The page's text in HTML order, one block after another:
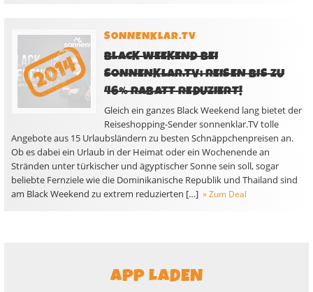
SONNENKLAR.TV
BLACK WEEKEND BEI
SONNENKLAR.TV: REISEN BIS ZU
46% RABATT REDUZIERT!
Gleich ein ganzes Black Weekend lang bietet der
Reiseshopping-Sender sonnenklar.TV tolle
Angebote aus 15 Urlaubsländern zu besten Schnäppchenpreisen an.
Ob es dabei ein Urlaub in der Heimat oder ein Wochenende an
Stränden unter türkischer und ägyptischer Sonne sein soll, sogar
beliebte Fernziele wie die Dominikanische Republik und Thailand sind
am Black Weekend zu extrem reduzierten […] » Zum Deal
APP LADEN